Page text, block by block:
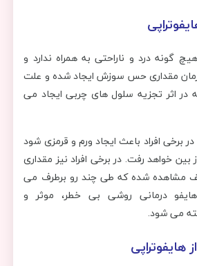
گونه درد و ناراحتی به همراه ندارد و
مقداری حس سوزش ایجاد شده و علت
در اثر تجزیه سلول های چربی ایجاد می
برخی افراد باعث ایجاد ورم و قرمزی شود
طی ۱ الی ۲ روز از بین خواهد رفت. در برخی افراد نیز مقداری
مشاهده شده که طی چند رو برطرف می
درمانی روشی بی خطر، موثر و
می شود.
هایفوتراپی